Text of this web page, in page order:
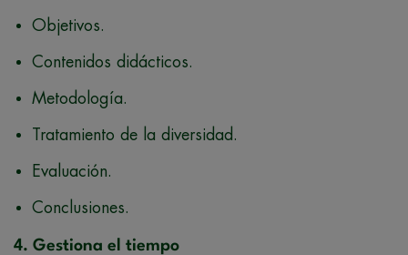
Objetivos.
Contenidos didácticos.
Metodología.
Tratamiento de la diversidad.
Evaluación.
Conclusiones.
4. Gestiona el tiempo